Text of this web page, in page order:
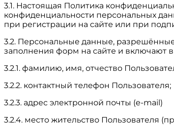
3.1. Настоящая Политика
конфиденциальности персональных
при регистрации на сайте или при
3.2. Персональные данные,
заполнения форм на сайте и
3.2.1. фамилию, имя, отчество
3.2.2. контактный телефон Пользователя;
3.2.3. адрес электронной почты (e-mail)
3.2.4. место жительство Пользователя